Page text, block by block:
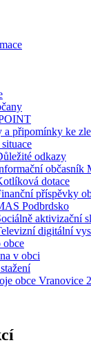
a připomínky ke
odkazy
občasník
dotace
příspěvky
Podbrdsko
aktivizační
digitální
obce
v obci
obce Vranovice